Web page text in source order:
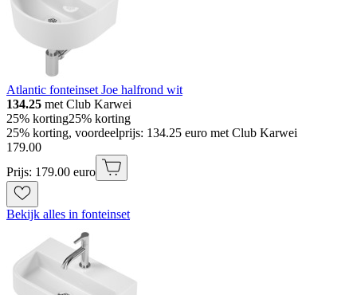
Atlantic fonteinset Joe halfrond wit
134.25 met Club Karwei
25% korting25% korting
25% korting, voordeelprijs: 134.25 euro met Club Karwei
179.00
Prijs: 179.00 euro
Bekijk alles in fonteinset